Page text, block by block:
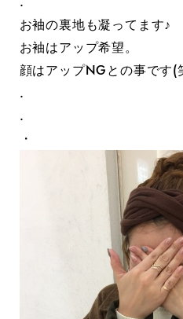
お袖の裏地も凝ってます♪
お袖はアップ希望。
顔はアップNGとの事です(
.
.
・